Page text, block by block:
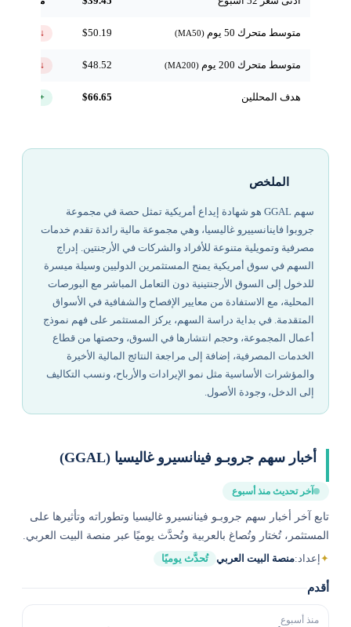
متوسط متحرك 50 يوم $50.19 ↓ تحت
متوسط متحرك 200 يوم $48.52 ↓ تحت
هدف المحللين $66.65
+44.5%
الملخص
سهم GGAL هو شهادة إيداع أمريكية تمثل حصة في مجموعة
جروبوا فاينانسييرو غاليسيا، وهي مجموعة مالية رائدة تقدم خدمات
مصرفية وتمويلية متنوعة للأفراد والشركات في الأرجنتين. إدراج
السهم في سوق أمريكية يمنح المستثمرين الدوليين وسيلة ميسرة
للدخول إلى السوق الأرجنتينية دون التعامل المباشر مع البورصات
المحلية، مع الاستفادة من معايير الإفصاح والشفافية في الأسواق
المتقدمة. في بداية دراسة السهم، يركز المستثمر على فهم نموذج
أعمال المجموعة، وحجم انتشارها في السوق، وحصتها من قطاع
الخدمات المصرفية، إضافة إلى مراجعة النتائج المالية الأخيرة
والمؤشرات الأساسية مثل نمو الإيرادات والأرباح، ونسب التكاليف
إلى الدخل، وجودة الأصول.
أخبار سهم جروبـو فينانسيرو غاليسيا (GGAL)
آخر تحديث منذ أسبوع
تابع آخر أخبار سهم جروبـو فينانسيرو غاليسيا وتطوراته وتأثيرها على
المستثمر، تُختار وتُصاغ بالعربية وتُحدَّث يوميًا عبر منصة البيت العربي.
✦إعداد:منصة البيت العربي تُحدَّث يوميًا
أقدم
منذ أسبوع